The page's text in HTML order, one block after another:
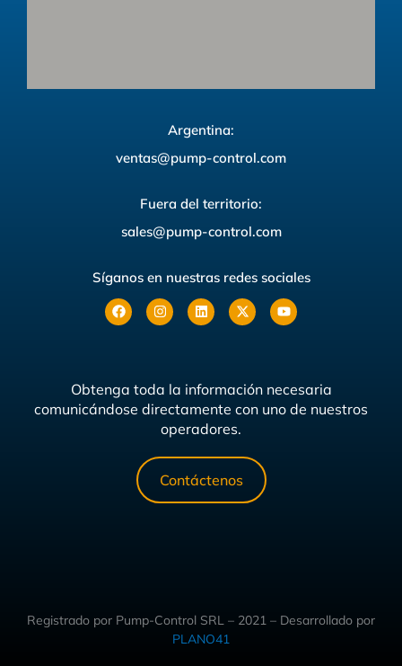
Argentina:
ventas@pump-control.com
Fuera del territorio:
sales@pump-control.com
Síganos en nuestras redes sociales
Obtenga toda la información necesaria
comunicándose directamente con uno de nuestros
operadores.
Contáctenos
Registrado por Pump-Control SRL – 2021 – Desarrollado por
PLANO41